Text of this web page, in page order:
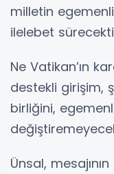
milletin
ilelebet
Ne Vatikan’ın
destekli girişim,
birliğini,
Ünsal,